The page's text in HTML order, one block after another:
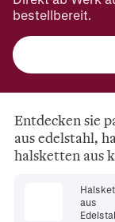
bestellbereit.
Entdecken sie
aus edelstahl,
halsketten aus
aus